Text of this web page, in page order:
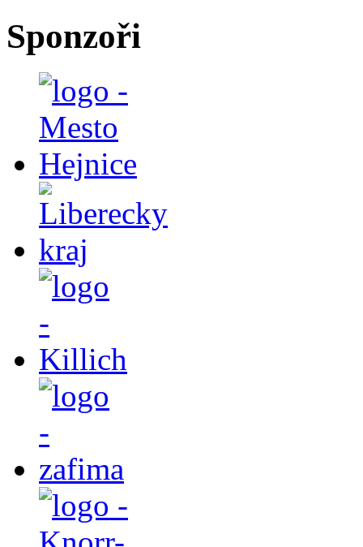
Sponzoři